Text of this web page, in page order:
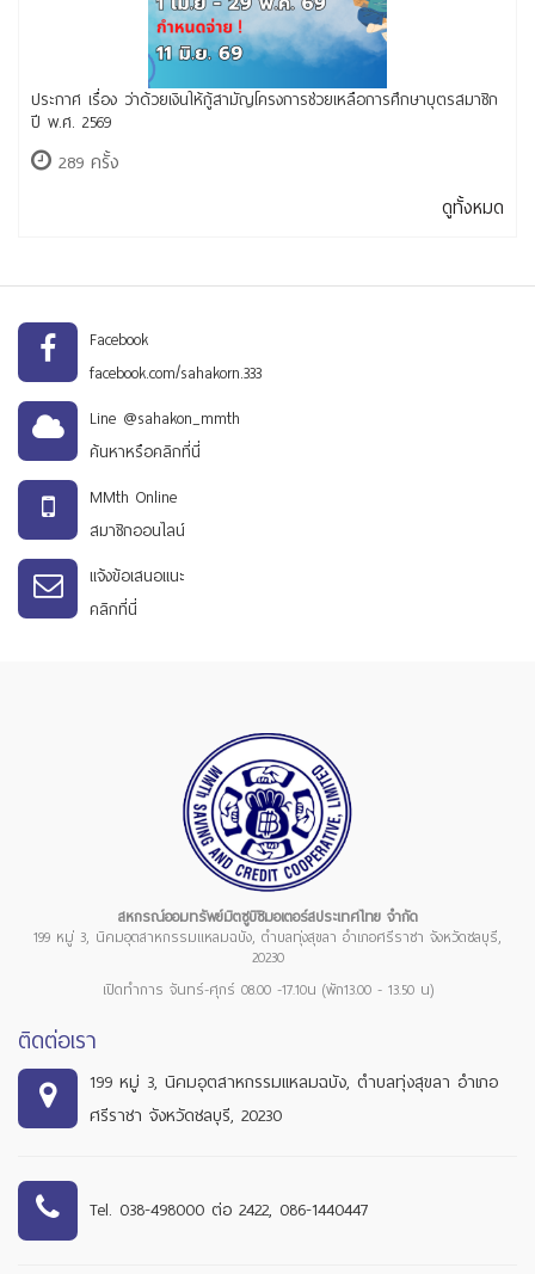
ประกาศ เรื่อง ว่าด้วยเงินให้กู้สามัญโครงการช่วยเหลือการศึกษาบุตรสมาชิก
ปี พ.ศ. 2569
289 ครั้ง
ดูทั้งหมด
Facebook
facebook.com/sahakorn.333
Line @sahakon_mmth
ค้นหาหรือคลิกที่นี่
MMth Online
สมาชิกออนไลน์
แจ้งข้อเสนอแนะ
คลิกที่นี่
สหกรณ์ออมทรัพย์มิตซูบิชิมอเตอร์สประเทศไทย จำกัด
199 หมู่ 3, นิคมอุตสาหกรรมแหลมฉบัง, ตำบลทุ่งสุขลา อำเภอศรีราชา จังหวัดชลบุรี,
20230
เปิดทำการ จันทร์-ศุกร์ 08.00 -17.10น (พัก13.00 - 13.50 น)
ติดต่อเรา
199 หมู่ 3, นิคมอุตสาหกรรมแหลมฉบัง, ตำบลทุ่งสุขลา อำเภอ
ศรีราชา จังหวัดชลบุรี, 20230
Tel. 038-498000 ต่อ 2422, 086-1440447